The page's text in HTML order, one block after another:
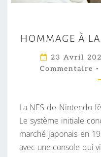
HOMMAGE À
23 Avril
Commentaire -
La NES de Nintendo
Le système initiale
marché japonais en
avec une console qui